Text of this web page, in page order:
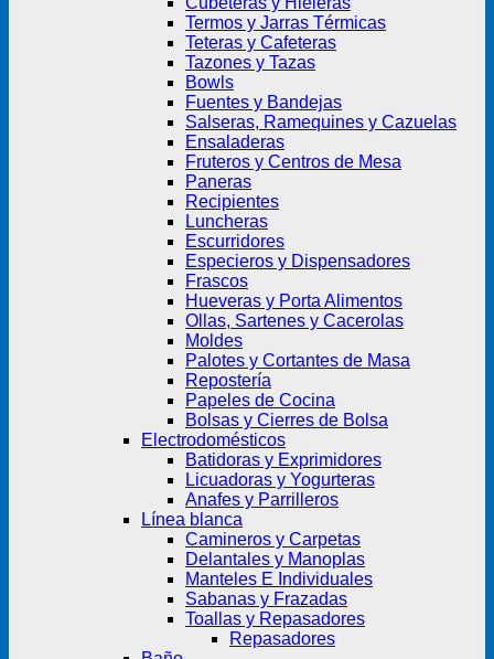
Termos y Jarras Térmicas
Teteras y Cafeteras
Tazones y Tazas
Bowls
Fuentes y Bandejas
Salseras, Ramequines y Cazuelas
Ensaladeras
Fruteros y Centros de Mesa
Paneras
Recipientes
Luncheras
Escurridores
Especieros y Dispensadores
Frascos
Hueveras y Porta Alimentos
Ollas, Sartenes y Cacerolas
Moldes
Palotes y Cortantes de Masa
Repostería
Papeles de Cocina
Bolsas y Cierres de Bolsa
Electrodomésticos
Batidoras y Exprimidores
Licuadoras y Yogurteras
Anafes y Parrilleros
Línea blanca
Camineros y Carpetas
Delantales y Manoplas
Manteles E Individuales
Sabanas y Frazadas
Toallas y Repasadores
Repasadores